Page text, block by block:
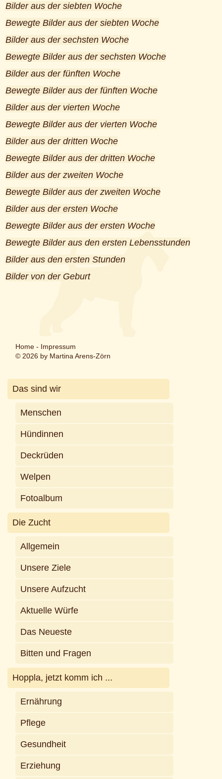
Bilder aus der siebten Woche
Bewegte Bilder aus der siebten Woche
Bilder aus der sechsten Woche
Bewegte Bilder aus der sechsten Woche
Bilder aus der fünften Woche
Bewegte Bilder aus der fünften Woche
Bilder aus der vierten Woche
Bewegte Bilder aus der vierten Woche
Bilder aus der dritten Woche
Bewegte Bilder aus der dritten Woche
Bilder aus der zweiten Woche
Bewegte Bilder aus der zweiten Woche
Bilder aus der ersten Woche
Bewegte Bilder aus der ersten Woche
Bewegte Bilder aus den ersten Lebensstunden
Bilder aus den ersten Stunden
Bilder von der Geburt
Home- Impressum
© 2026 by Martina Arens-Zörn
Das sind wir
Menschen
Hündinnen
Deckrüden
Welpen
Fotoalbum
Die Zucht
Allgemein
Unsere Ziele
Unsere Aufzucht
Aktuelle Würfe
Das Neueste
Bitten und Fragen
Hoppla, jetzt komm ich ...
Ernährung
Pflege
Gesundheit
Erziehung